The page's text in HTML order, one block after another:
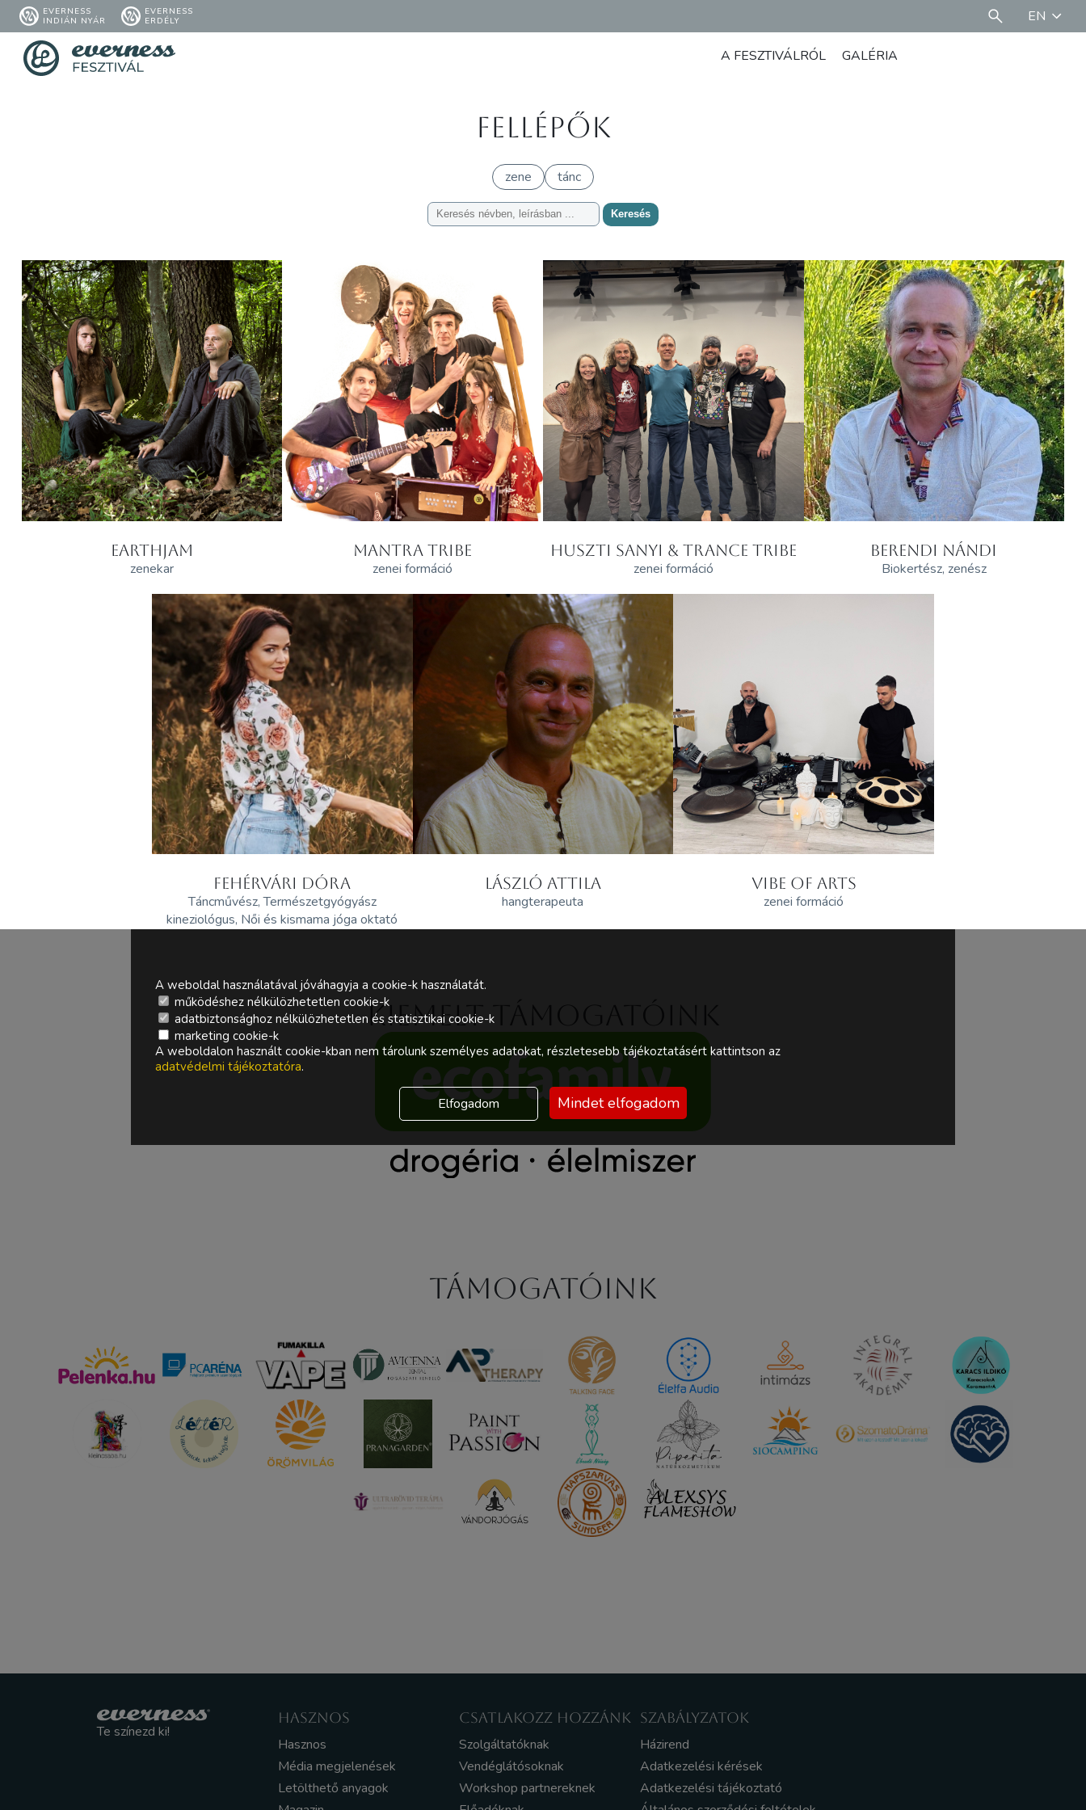
EVERNESS
INDIÁN NYÁR
EVERNESS
ERDÉLY
EN
A FESZTIVÁLRÓL GALÉRIA
Fellépők
zene tánc
Keresés
EARTHJAM
zenekar
MANTRA TRIBE
zenei formáció
HUSZTI SANYI & TRANCE TRIBE
zenei formáció
BERENDI NÁNDI
Biokertész, zenész
FEHÉRVÁRI DÓRA
Táncművész, Természetgyógyász
kineziológus, Női és kismama jóga oktató
LÁSZLÓ ATTILA
hangterapeuta
VIBE OF ARTS
zenei formáció
Kiemelt támogatóink
Támogatóink
Te színezd ki!
HASZNOS
Hasznos
Média megjelenések
Letölthető anyagok
CSATLAKOZZ HOZZÁNK
Szolgáltatóknak
Vendéglátósoknak
Workshop partnereknek
SZABÁLYZATOK
Házirend
Adatkezelési kérések
Adatkezelési tájékoztató
A weboldal használatával jóváhagyja a cookie-k használatát.
működéshez nélkülözhetetlen cookie-k
adatbiztonsághoz nélkülözhetetlen és statisztikai cookie-k
marketing cookie-k
A weboldalon használt cookie-kban nem tárolunk személyes adatokat, részletesebb tájékoztatásért kattintson az
adatvédelmi tájékoztatóra.
Elfogadom Mindet elfogadom